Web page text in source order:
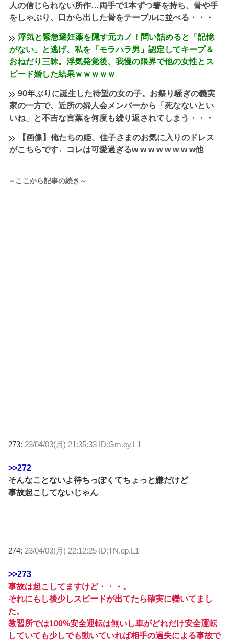
人の信じられない所作…両手で1本ずつ箸を持ち、骨や手
をしゃぶり、口から出した骨をテーブルに並べる・・・
浮気と緊急避妊薬を隠す元カノ！問い詰めると「記憶
がない」と逃げ、私を「モラハラ男」認定してキープ＆
おねだり三昧。浮気発覚後、我慢の限界で他の女性とス
ピード婚した結果ｗｗｗｗｗ
90年ぶりに誕生した待望の女の子。お祭り騒ぎの義実
家の一方で、近所の婦人会メンバーから「死なないとい
いね」と不吉な言葉を何度も繰り返されてしまう・・・
【画像】俺たちの姫、佳子さまのお気に入りのドレス
がこちらです←コレは可愛過ぎるw w w w w w w w他
～ここから記事の続き～
273: 23/04/03(月) 21:35:33 ID:Gm.ey.L1
>>272
そんなことないよ待ちっぽくてちょっと嫌だけど
事故起こしてないじゃん
274: 23/04/03(月) 22:12:25 ID:TN.qp.L1
>>273
事故は起こしてますけど・・・。
それにもし後少しスピードが出てたら確実に轢いてまし
た。
教習所では100%安全運転は無いし車がどれだけ安全運転
していても少しでも動いていれば相手の過失による事故で